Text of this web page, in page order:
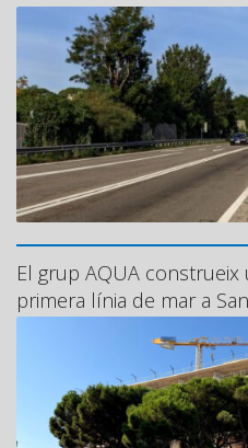
El grup AQUA
primera línia de mar a